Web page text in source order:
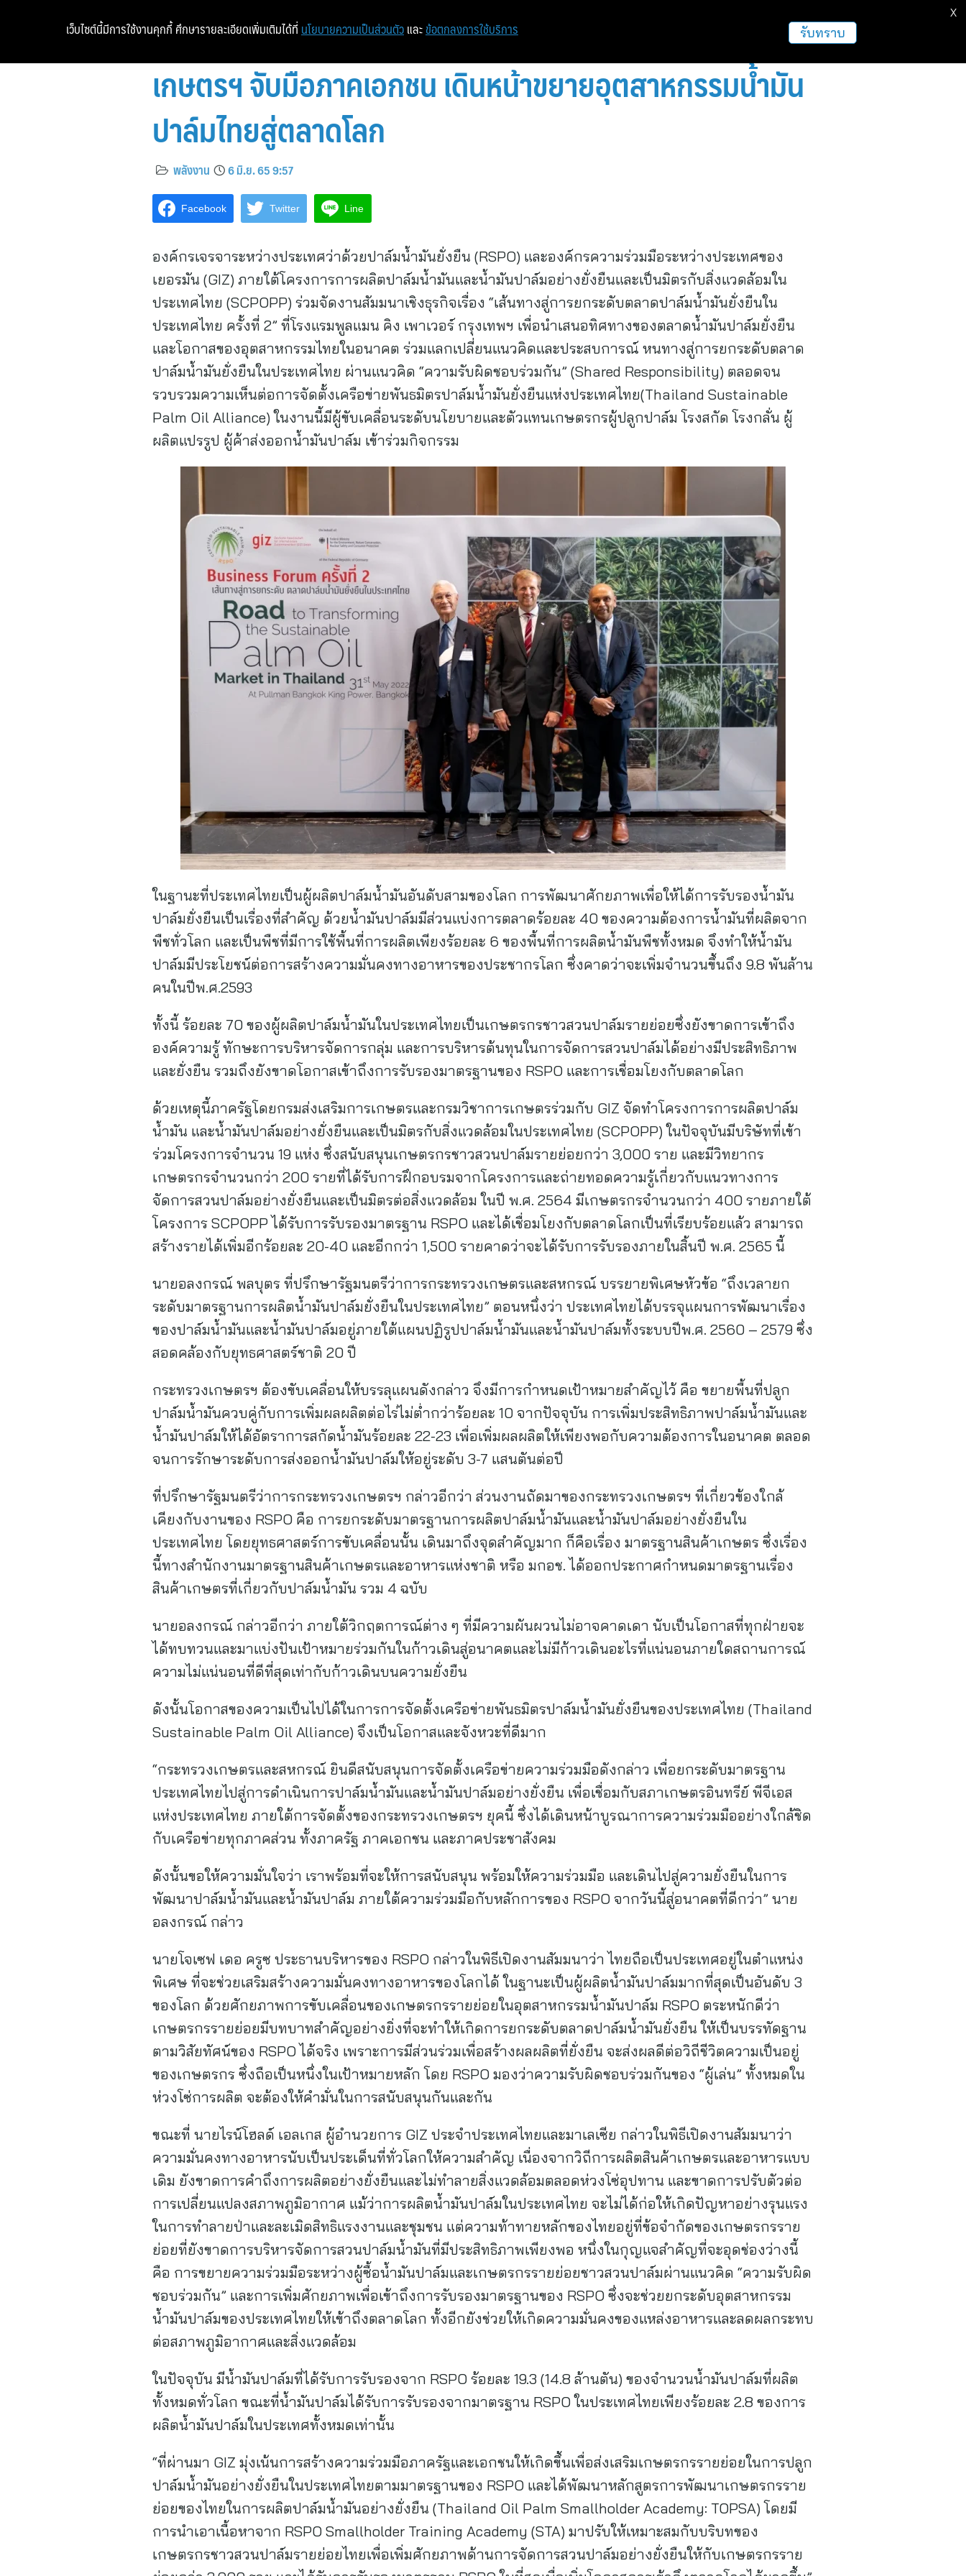
เกษตรฯ จับมือภาคเอกชน เดินหน้าขยายอุตสาหกรรมน้ำมัน
ปาล์มไทยสู่ตลาดโลก
พลังงาน 6 มิ.ย. 65 9:57
Facebook Twitter Line
องค์กรเจรจาระหว่างประเทศว่าด้วยปาล์มน้ำมันยั่งยืน (RSPO) และองค์กรความร่วมมือระหว่างประเทศของ
เยอรมัน (GIZ) ภายใต้โครงการการผลิตปาล์มน้ำมันและน้ำมันปาล์มอย่างยั่งยืนและเป็นมิตรกับสิ่งแวดล้อมใน
ประเทศไทย (SCPOPP) ร่วมจัดงานสัมมนาเชิงธุรกิจเรื่อง “เส้นทางสู่การยกระดับตลาดปาล์มน้ำมันยั่งยืนใน
ประเทศไทย ครั้งที่ 2” ที่โรงแรมพูลแมน คิง เพาเวอร์ กรุงเทพฯ เพื่อนำเสนอทิศทางของตลาดน้ำมันปาล์มยั่งยืน
และโอกาสของอุตสาหกรรมไทยในอนาคต ร่วมแลกเปลี่ยนแนวคิดและประสบการณ์ หนทางสู่การยกระดับตลาด
ปาล์มน้ำมันยั่งยืนในประเทศไทย ผ่านแนวคิด “ความรับผิดชอบร่วมกัน” (Shared Responsibility) ตลอดจน
รวบรวมความเห็นต่อการจัดตั้งเครือข่ายพันธมิตรปาล์มน้ำมันยั่งยืนแห่งประเทศไทย(Thailand Sustainable
Palm Oil Alliance) ในงานนี้มีผู้ขับเคลื่อนระดับนโยบายและตัวแทนเกษตรกรผู้ปลูกปาล์ม โรงสกัด โรงกลั่น ผู้
ผลิตแปรรูป ผู้ค้าส่งออกน้ำมันปาล์ม เข้าร่วมกิจกรรม
ในฐานะที่ประเทศไทยเป็นผู้ผลิตปาล์มน้ำมันอันดับสามของโลก การพัฒนาศักยภาพเพื่อให้ได้การรับรองน้ำมัน
ปาล์มยั่งยืนเป็นเรื่องที่สำคัญ ด้วยน้ำมันปาล์มมีส่วนแบ่งการตลาดร้อยละ 40 ของความต้องการน้ำมันที่ผลิตจาก
พืชทั่วโลก และเป็นพืชที่มีการใช้พื้นที่การผลิตเพียงร้อยละ 6 ของพื้นที่การผลิตน้ำมันพืชทั้งหมด จึงทำให้น้ำมัน
ปาล์มมีประโยชน์ต่อการสร้างความมั่นคงทางอาหารของประชากรโลก ซึ่งคาดว่าจะเพิ่มจำนวนขึ้นถึง 9.8 พันล้าน
คนในปีพ.ศ.2593
ทั้งนี้ ร้อยละ 70 ของผู้ผลิตปาล์มน้ำมันในประเทศไทยเป็นเกษตรกรชาวสวนปาล์มรายย่อยซึ่งยังขาดการเข้าถึง
องค์ความรู้ ทักษะการบริหารจัดการกลุ่ม และการบริหารต้นทุนในการจัดการสวนปาล์มได้อย่างมีประสิทธิภาพ
และยั่งยืน รวมถึงยังขาดโอกาสเข้าถึงการรับรองมาตรฐานของ RSPO และการเชื่อมโยงกับตลาดโลก
ด้วยเหตุนี้ภาครัฐโดยกรมส่งเสริมการเกษตรและกรมวิชาการเกษตรร่วมกับ GIZ จัดทำโครงการการผลิตปาล์ม
น้ำมัน และน้ำมันปาล์มอย่างยั่งยืนและเป็นมิตรกับสิ่งแวดล้อมในประเทศไทย (SCPOPP) ในปัจจุบันมีบริษัทที่เข้า
ร่วมโครงการจำนวน 19 แห่ง ซึ่งสนับสนุนเกษตรกรชาวสวนปาล์มรายย่อยกว่า 3,000 ราย และมีวิทยากร
เกษตรกรจำนวนกว่า 200 รายที่ได้รับการฝึกอบรมจากโครงการและถ่ายทอดความรู้เกี่ยวกับแนวทางการ
จัดการสวนปาล์มอย่างยั่งยืนและเป็นมิตรต่อสิ่งแวดล้อม ในปี พ.ศ. 2564 มีเกษตรกรจำนวนกว่า 400 รายภายใต้
โครงการ SCPOPP ได้รับการรับรองมาตรฐาน RSPO และได้เชื่อมโยงกับตลาดโลกเป็นที่เรียบร้อยแล้ว สามารถ
สร้างรายได้เพิ่มอีกร้อยละ 20-40 และอีกกว่า 1,500 รายคาดว่าจะได้รับการรับรองภายในสิ้นปี พ.ศ. 2565 นี้
นายอลงกรณ์ พลบุตร ที่ปรึกษารัฐมนตรีว่าการกระทรวงเกษตรและสหกรณ์ บรรยายพิเศษหัวข้อ “ถึงเวลายก
ระดับมาตรฐานการผลิตน้ำมันปาล์มยั่งยืนในประเทศไทย” ตอนหนึ่งว่า ประเทศไทยได้บรรจุแผนการพัฒนาเรื่อง
ของปาล์มน้ำมันและน้ำมันปาล์มอยู่ภายใต้แผนปฏิรูปปาล์มน้ำมันและน้ำมันปาล์มทั้งระบบปีพ.ศ. 2560 – 2579 ซึ่ง
สอดคล้องกับยุทธศาสตร์ชาติ 20 ปี
กระทรวงเกษตรฯ ต้องขับเคลื่อนให้บรรลุแผนดังกล่าว จึงมีการกำหนดเป้าหมายสำคัญไว้ คือ ขยายพื้นที่ปลูก
ปาล์มน้ำมันควบคู่กับการเพิ่มผลผลิตต่อไร่ไม่ต่ำกว่าร้อยละ 10 จากปัจจุบัน การเพิ่มประสิทธิภาพปาล์มน้ำมันและ
น้ำมันปาล์มให้ได้อัตราการสกัดน้ำมันร้อยละ 22-23 เพื่อเพิ่มผลผลิตให้เพียงพอกับความต้องการในอนาคต ตลอด
จนการรักษาระดับการส่งออกน้ำมันปาล์มให้อยู่ระดับ 3-7 แสนตันต่อปี
ที่ปรึกษารัฐมนตรีว่าการกระทรวงเกษตรฯ กล่าวอีกว่า ส่วนงานถัดมาของกระทรวงเกษตรฯ ที่เกี่ยวข้องใกล้
เคียงกับงานของ RSPO คือ การยกระดับมาตรฐานการผลิตปาล์มน้ำมันและน้ำมันปาล์มอย่างยั่งยืนใน
ประเทศไทย โดยยุทธศาสตร์การขับเคลื่อนนั้น เดินมาถึงจุดสำคัญมาก ก็คือเรื่อง มาตรฐานสินค้าเกษตร ซึ่งเรื่อง
นี้ทางสำนักงานมาตรฐานสินค้าเกษตรและอาหารแห่งชาติ หรือ มกอช. ได้ออกประกาศกำหนดมาตรฐานเรื่อง
สินค้าเกษตรที่เกี่ยวกับปาล์มน้ำมัน รวม 4 ฉบับ
นายอลงกรณ์ กล่าวอีกว่า ภายใต้วิกฤตการณ์ต่าง ๆ ที่มีความผันผวนไม่อาจคาดเดา นับเป็นโอกาสที่ทุกฝ่ายจะ
ได้ทบทวนและมาแบ่งปันเป้าหมายร่วมกันในก้าวเดินสู่อนาคตและไม่มีก้าวเดินอะไรที่แน่นอนภายใดสถานการณ์
ความไม่แน่นอนที่ดีที่สุดเท่ากับก้าวเดินบนความยั่งยืน
ดังนั้นโอกาสของความเป็นไปได้ในการการจัดตั้งเครือข่ายพันธมิตรปาล์มน้ำมันยั่งยืนของประเทศไทย (Thailand
Sustainable Palm Oil Alliance) จึงเป็นโอกาสและจังหวะที่ดีมาก
“กระทรวงเกษตรและสหกรณ์ ยินดีสนับสนุนการจัดตั้งเครือข่ายความร่วมมือดังกล่าว เพื่อยกระดับมาตรฐาน
ประเทศไทยไปสู่การดำเนินการปาล์มน้ำมันและน้ำมันปาล์มอย่างยั่งยืน เพื่อเชื่อมกับสภาเกษตรอินทรีย์ พีจีเอส
แห่งประเทศไทย ภายใต้การจัดตั้งของกระทรวงเกษตรฯ ยุคนี้ ซึ่งได้เดินหน้าบูรณาการความร่วมมืออย่างใกล้ชิด
กับเครือข่ายทุกภาคส่วน ทั้งภาครัฐ ภาคเอกชน และภาคประชาสังคม
ดังนั้นขอให้ความมั่นใจว่า เราพร้อมที่จะให้การสนับสนุน พร้อมให้ความร่วมมือ และเดินไปสู่ความยั่งยืนในการ
พัฒนาปาล์มน้ำมันและน้ำมันปาล์ม ภายใต้ความร่วมมือกับหลักการของ RSPO จากวันนี้สู่อนาคตที่ดีกว่า” นาย
อลงกรณ์ กล่าว
นายโจเซฟ เดอ ครูซ ประธานบริหารของ RSPO กล่าวในพิธีเปิดงานสัมมนาว่า ไทยถือเป็นประเทศอยู่ในตำแหน่ง
พิเศษ ที่จะช่วยเสริมสร้างความมั่นคงทางอาหารของโลกได้ ในฐานะเป็นผู้ผลิตน้ำมันปาล์มมากที่สุดเป็นอันดับ 3
ของโลก ด้วยศักยภาพการขับเคลื่อนของเกษตรกรรายย่อยในอุตสาหกรรมน้ำมันปาล์ม RSPO ตระหนักดีว่า
เกษตรกรรายย่อยมีบทบาทสำคัญอย่างยิ่งที่จะทำให้เกิดการยกระดับตลาดปาล์มน้ำมันยั่งยืน ให้เป็นบรรทัดฐาน
ตามวิสัยทัศน์ของ RSPO ได้จริง เพราะการมีส่วนร่วมเพื่อสร้างผลผลิตที่ยั่งยืน จะส่งผลดีต่อวิถีชีวิตความเป็นอยู่
ของเกษตรกร ซึ่งถือเป็นหนึ่งในเป้าหมายหลัก โดย RSPO มองว่าความรับผิดชอบร่วมกันของ “ผู้เล่น” ทั้งหมดใน
ห่วงโซ่การผลิต จะต้องให้คำมั่นในการสนับสนุนกันและกัน
ขณะที่ นายไรน์โฮลด์ เอลเกส ผู้อำนวยการ GIZ ประจำประเทศไทยและมาเลเซีย กล่าวในพิธีเปิดงานสัมมนาว่า
ความมั่นคงทางอาหารนับเป็นประเด็นที่ทั่วโลกให้ความสำคัญ เนื่องจากวิถีการผลิตสินค้าเกษตรและอาหารแบบ
เดิม ยังขาดการคำถึงการผลิตอย่างยั่งยืนและไม่ทำลายสิ่งแวดล้อมตลอดห่วงโซ่อุปทาน และขาดการปรับตัวต่อ
การเปลี่ยนแปลงสภาพภูมิอากาศ แม้ว่าการผลิตน้ำมันปาล์มในประเทศไทย จะไม่ได้ก่อให้เกิดปัญหาอย่างรุนแรง
ในการทำลายป่าและละเมิดสิทธิแรงงานและชุมชน แต่ความท้าทายหลักของไทยอยู่ที่ข้อจำกัดของเกษตรกรราย
ย่อยที่ยังขาดการบริหารจัดการสวนปาล์มน้ำมันที่มีประสิทธิภาพเพียงพอ หนึ่งในกุญแจสำคัญที่จะอุดช่องว่างนี้
คือ การขยายความร่วมมือระหว่างผู้ซื้อน้ำมันปาล์มและเกษตรกรรายย่อยชาวสวนปาล์มผ่านแนวคิด “ความรับผิด
ชอบร่วมกัน” และการเพิ่มศักยภาพเพื่อเข้าถึงการรับรองมาตรฐานของ RSPO ซึ่งจะช่วยยกระดับอุตสาหกรรม
น้ำมันปาล์มของประเทศไทยให้เข้าถึงตลาดโลก ทั้งอีกยังช่วยให้เกิดความมั่นคงของแหล่งอาหารและลดผลกระทบ
ต่อสภาพภูมิอากาศและสิ่งแวดล้อม
ในปัจจุบัน มีน้ำมันปาล์มที่ได้รับการรับรองจาก RSPO ร้อยละ 19.3 (14.8 ล้านตัน) ของจำนวนน้ำมันปาล์มที่ผลิต
ทั้งหมดทั่วโลก ขณะที่น้ำมันปาล์มได้รับการรับรองจากมาตรฐาน RSPO ในประเทศไทยเพียงร้อยละ 2.8 ของการ
ผลิตน้ำมันปาล์มในประเทศทั้งหมดเท่านั้น
“ที่ผ่านมา GIZ มุ่งเน้นการสร้างความร่วมมือภาครัฐและเอกชนให้เกิดขึ้นเพื่อส่งเสริมเกษตรกรรายย่อยในการปลูก
ปาล์มน้ำมันอย่างยั่งยืนในประเทศไทยตามมาตรฐานของ RSPO และได้พัฒนาหลักสูตรการพัฒนาเกษตรกรราย
ย่อยของไทยในการผลิตปาล์มน้ำมันอย่างยั่งยืน (Thailand Oil Palm Smallholder Academy: TOPSA) โดยมี
การนำเอาเนื้อหาจาก RSPO Smallholder Training Academy (STA) มาปรับให้เหมาะสมกับบริบทของ
เกษตรกรชาวสวนปาล์มรายย่อยไทยเพื่อเพิ่มศักยภาพด้านการจัดการสวนปาล์มอย่างยั่งยืนให้กับเกษตรกรราย
เว็บไซต์นี้มีการใช้งานคุกกี้ ศึกษารายละเอียดเพิ่มเติมได้ที่ นโยบายความเป็นส่วนตัว และ ข้อตกลงการใช้บริการ รับทราบ
X